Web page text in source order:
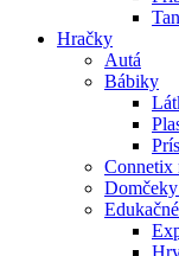
Hračky
Autá
Bábiky
Connetix